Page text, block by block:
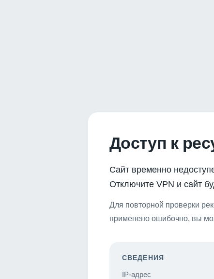
Доступ к
Сайт временно
Отключите VPN и сайт
Для повторной проверки
применено ошибочно, вы
СВЕДЕНИЯ
IP-адрес